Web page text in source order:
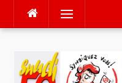
contenu
Menu